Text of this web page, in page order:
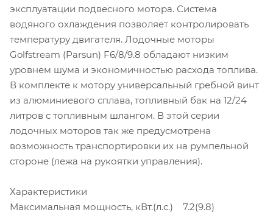
эксплуатации подвесного мотора. Система
водяного охлаждения позволяет контролировать
температуру двигателя. Лодочные моторы
Golfstream (Parsun) F6/8/9.8 обладают низким
уровнем шума и экономичностью расхода топлива.
В комплекте к мотору универсальный гребной винт
из алюминиевого сплава, топливный бак на 12/24
литров с топливным шлангом. В этой серии
лодочных моторов так же предусмотрена
возможность транспортировки их на румпельной
стороне (лежа на рукоятки управления).
Характеристики
Максимальная мощность, кВт.(л.с.) 7.2(9.8)